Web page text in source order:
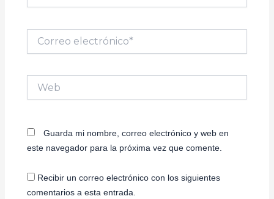
electrónico*
Guarda mi nombre, correo electrónico y web en
este navegador para la próxima vez que comente.
Recibir un correo electrónico con los siguientes
comentarios a esta entrada.